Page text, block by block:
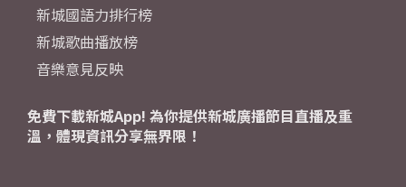
新城國語力排行榜
新城歌曲播放榜
音樂意見反映
免費下載新城App! 為你提供新城廣播節目直播及重
溫，體現資訊分享無界限！